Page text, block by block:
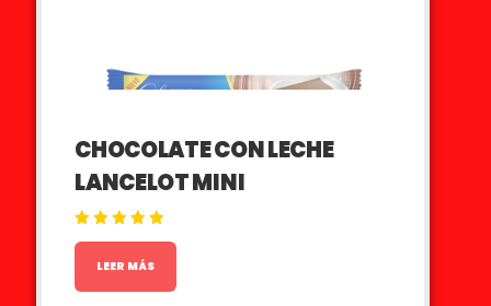
CHOCOLATE CON LECHE
LANCELOT MINI
Valorado en
LEER MÁS